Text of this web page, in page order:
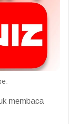
membaca